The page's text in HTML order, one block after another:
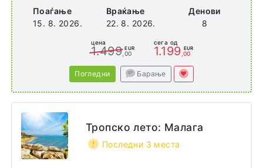
Поаѓање
15. 8. 2026.
Враќање
22. 8. 2026.
Денови
8
цена
1.499 EUR
,00
сега од
1.199 EUR
,00
Погледни Барање
Тропско лето: Малага
Последни 3 места